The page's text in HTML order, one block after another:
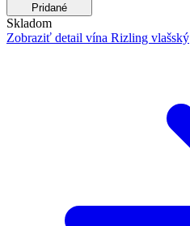
Pridané
Skladom
Zobraziť detail vína Rizling vlašský